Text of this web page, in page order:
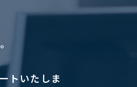
トいたしま